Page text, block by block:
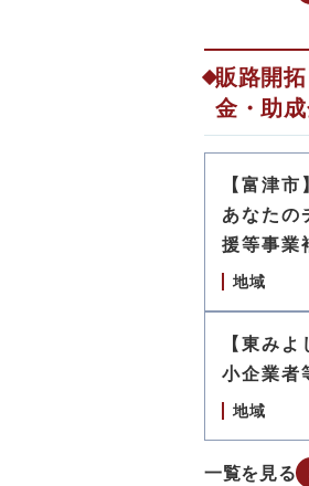
販路開
金・助
【富津
あなたの
援等事業
地域
【東み
小企業者
地域
一覧を見る